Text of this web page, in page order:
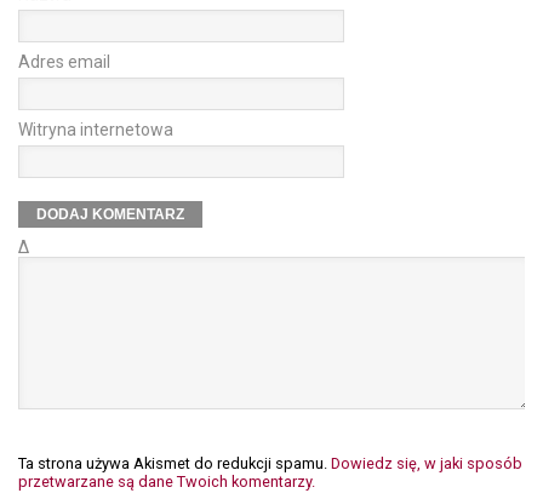
Adres email
Witryna internetowa
Δ
Ta strona używa Akismet do redukcji spamu. Dowiedz się, w jaki sposób
przetwarzane są dane Twoich komentarzy.